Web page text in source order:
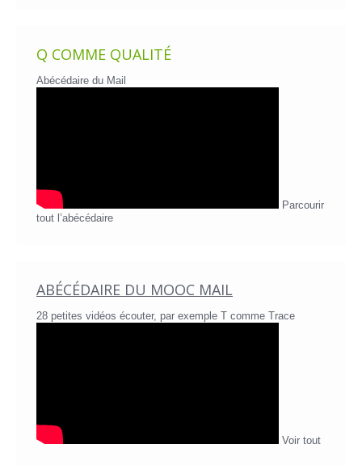
Q COMME QUALITÉ
Abécédaire du Mail
Parcourir
tout l’abécédaire
ABÉCÉDAIRE DU MOOC MAIL
28 petites vidéos écouter, par exemple T comme Trace
Voir tout